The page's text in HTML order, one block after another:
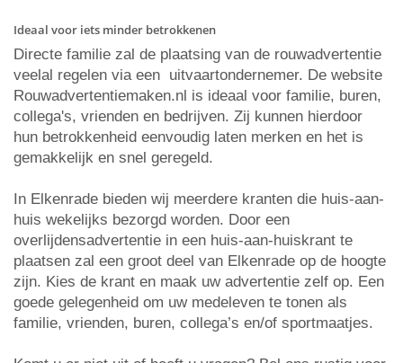
Ideaal voor iets minder betrokkenen
Directe familie zal de plaatsing van de rouwadvertentie
veelal regelen via een uitvaartondernemer. De website
Rouwadvertentiemaken.nl is ideaal voor familie, buren,
collega's, vrienden en bedrijven. Zij kunnen hierdoor
hun betrokkenheid eenvoudig laten merken en het is
gemakkelijk en snel geregeld.
In Elkenrade bieden wij meerdere kranten die huis-aan-
huis wekelijks bezorgd worden. Door een
overlijdensadvertentie in een huis-aan-huiskrant te
plaatsen zal een groot deel van Elkenrade op de hoogte
zijn. Kies de krant en maak uw advertentie zelf op. Een
goede gelegenheid om uw medeleven te tonen als
familie, vrienden, buren, collega’s en/of sportmaatjes.